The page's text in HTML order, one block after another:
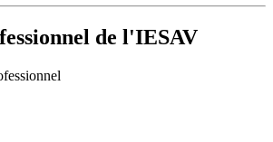
de l'IESAV